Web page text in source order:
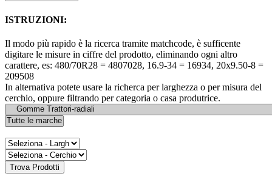
ISTRUZIONI:
Il modo più rapido è la ricerca tramite matchcode, è sufficente
digitare le misure in ciffre del prodotto, eliminando ogni altro
carattere, es: 480/70R28 = 4807028, 16.9-34 = 16934, 20x9.50-8 =
209508
In alternativa potete usare la richerca per larghezza o per misura del
cerchio, oppure filtrando per categoria o casa produtrice.